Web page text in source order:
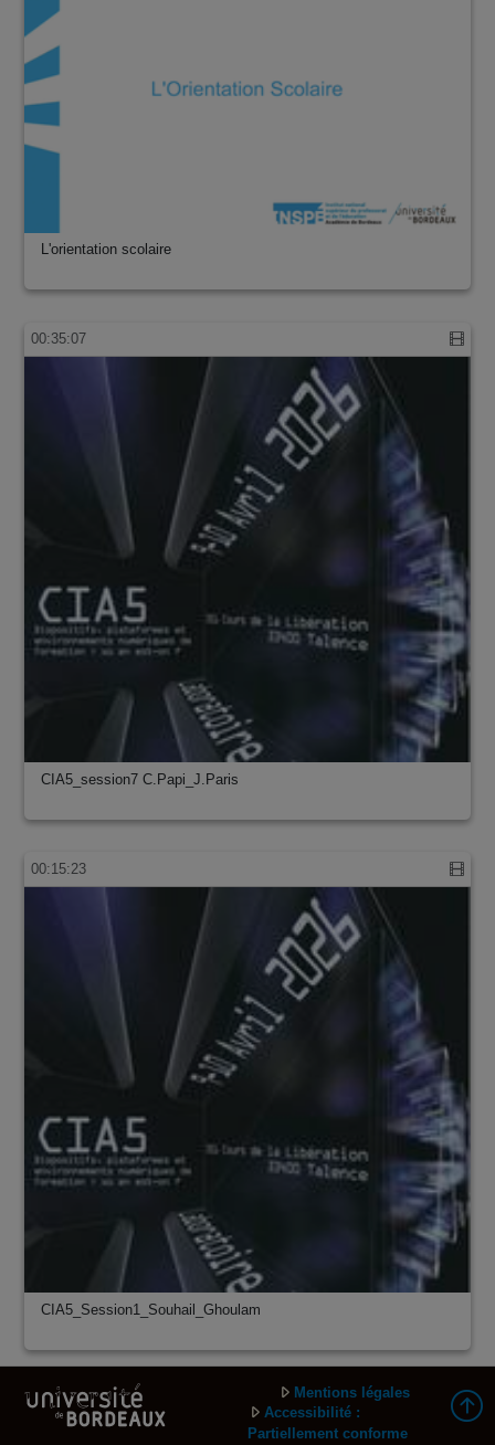
L'orientation scolaire
00:35:07
CIA5_session7 C.Papi_J.Paris
00:15:23
CIA5_Session1_Souhail_Ghoulam
Mentions légales
Accessibilité :
Partiellement conforme